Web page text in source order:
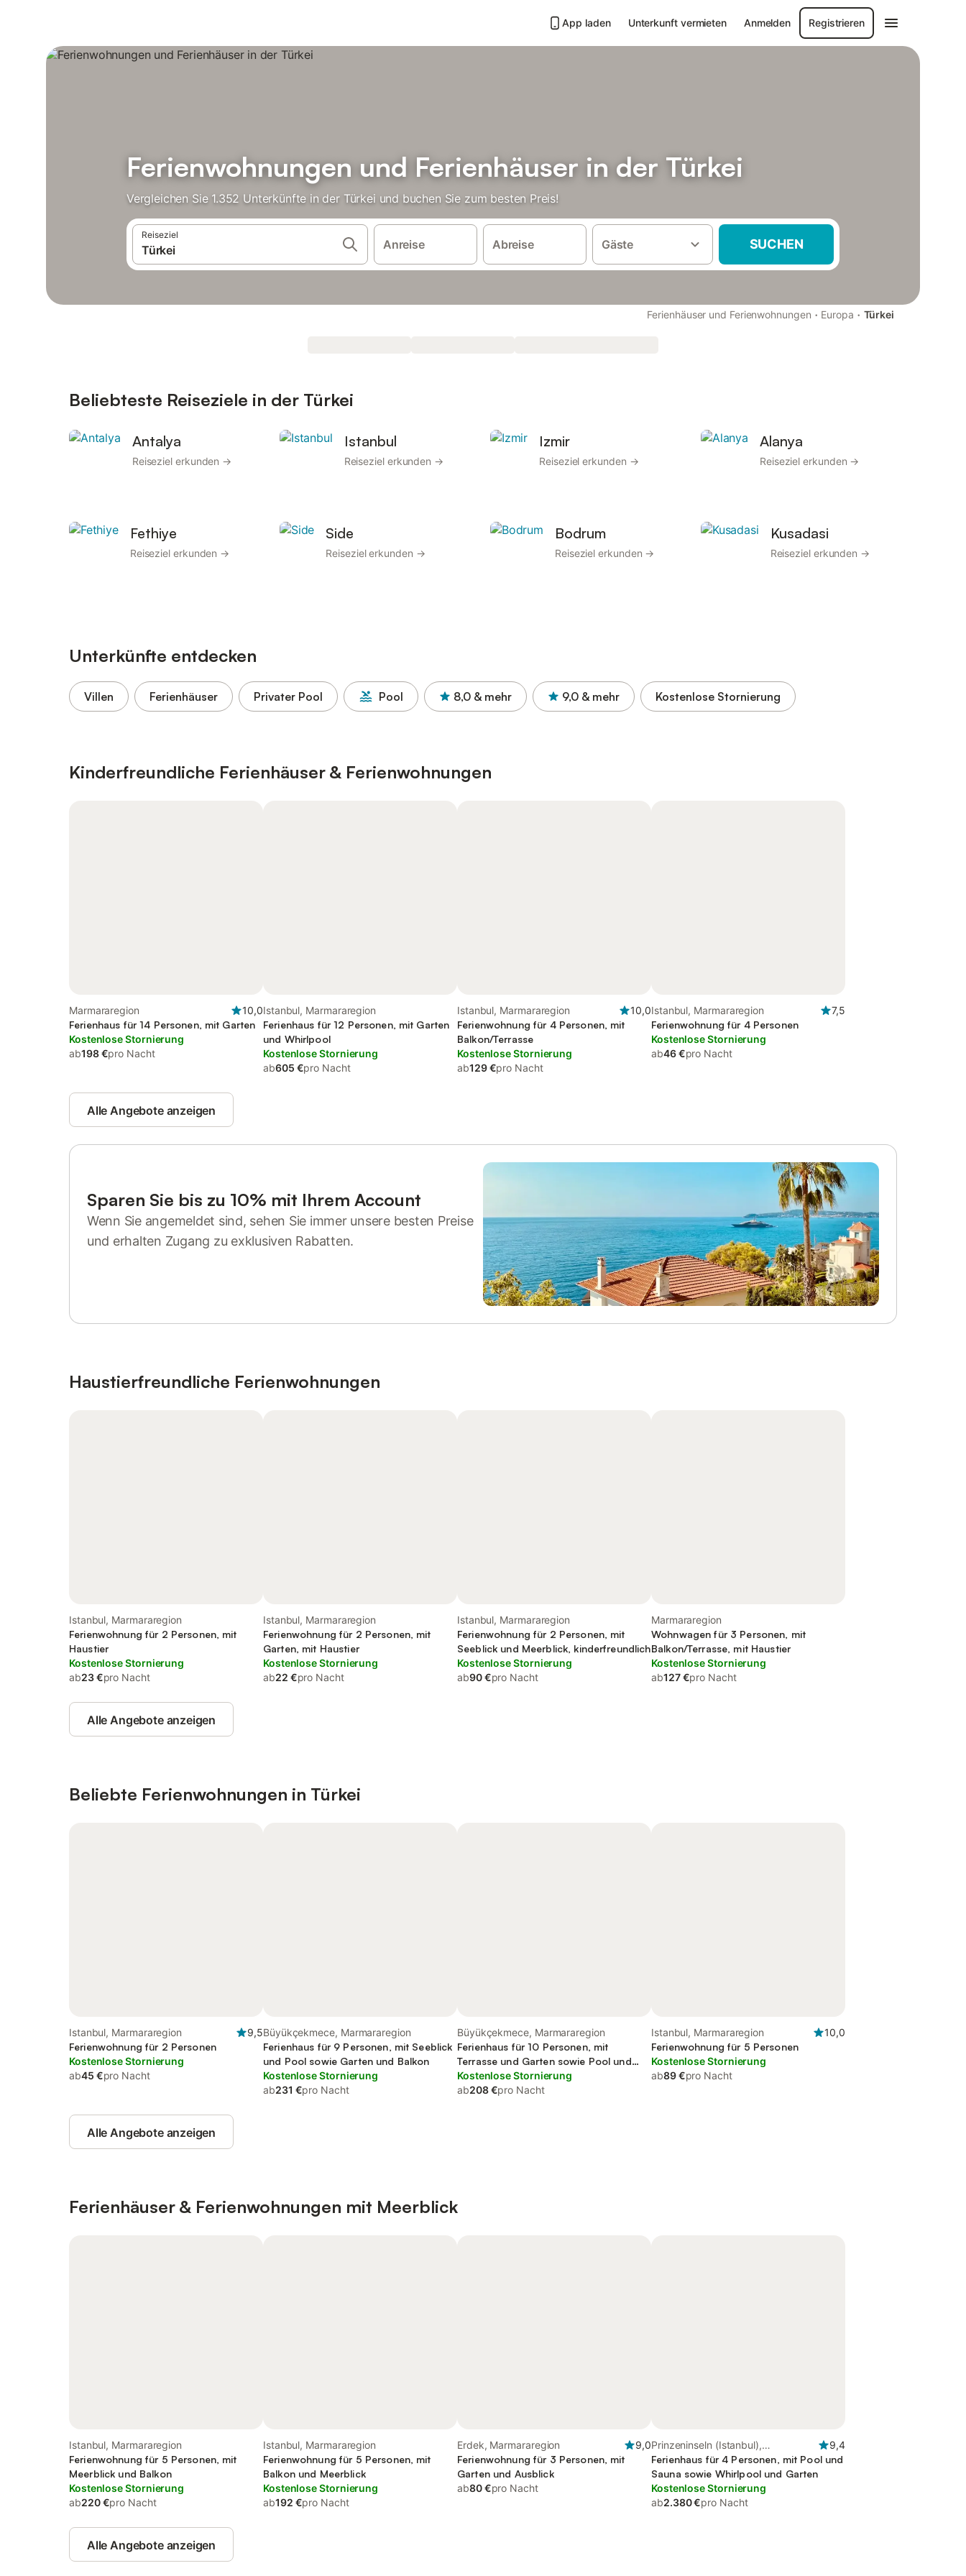
App laden Unterkunft vermieten Anmelden Registrieren
Ferienwohnungen und Ferienhäuser in der Türkei
Vergleichen Sie 1.352 Unterkünfte in der Türkei und buchen Sie zum besten Preis!
Reiseziel
Anreise Abreise Gäste SUCHEN
Ferienhäuser und Ferienwohnungen · Europa · Türkei
Beliebteste Reiseziele in der Türkei
Antalya
Reiseziel erkunden →
Istanbul
Reiseziel erkunden →
Izmir
Reiseziel erkunden →
Alanya
Reiseziel erkunden →
Fethiye
Reiseziel erkunden →
Side
Reiseziel erkunden →
Bodrum
Reiseziel erkunden →
Kusadasi
Reiseziel erkunden →
Unterkünfte entdecken
Villen Ferienhäuser Privater Pool Pool 8,0 & mehr 9,0 & mehr Kostenlose Stornierung
Kinderfreundliche Ferienhäuser & Ferienwohnungen
Marmararegion
10,0
Ferienhaus für 14 Personen, mit Garten
Kostenlose Stornierung
ab198 €pro Nacht
Istanbul, Marmararegion
Ferienhaus für 12 Personen, mit Garten
und Whirlpool
Kostenlose Stornierung
ab605 €pro Nacht
Istanbul, Marmararegion
10,0
Ferienwohnung für 4 Personen, mit
Balkon/Terrasse
Kostenlose Stornierung
ab129 €pro Nacht
Istanbul, Marmararegion
7,5
Ferienwohnung für 4 Personen
Kostenlose Stornierung
ab46 €pro Nacht
Alle Angebote anzeigen
Sparen Sie bis zu 10% mit Ihrem Account
Wenn Sie angemeldet sind, sehen Sie immer unsere besten Preise
und erhalten Zugang zu exklusiven Rabatten.
Haustierfreundliche Ferienwohnungen
Istanbul, Marmararegion
Ferienwohnung für 2 Personen, mit
Haustier
Kostenlose Stornierung
ab23 €pro Nacht
Istanbul, Marmararegion
Ferienwohnung für 2 Personen, mit
Garten, mit Haustier
Kostenlose Stornierung
ab22 €pro Nacht
Istanbul, Marmararegion
Ferienwohnung für 2 Personen, mit
Seeblick und Meerblick, kinderfreundlich
Kostenlose Stornierung
ab90 €pro Nacht
Marmararegion
Wohnwagen für 3 Personen, mit
Balkon/Terrasse, mit Haustier
Kostenlose Stornierung
ab127 €pro Nacht
Alle Angebote anzeigen
Beliebte Ferienwohnungen in Türkei
Istanbul, Marmararegion
9,5
Ferienwohnung für 2 Personen
Kostenlose Stornierung
ab45 €pro Nacht
Büyükçekmece, Marmararegion
Ferienhaus für 9 Personen, mit Seeblick
und Pool sowie Garten und Balkon
Kostenlose Stornierung
ab231 €pro Nacht
Büyükçekmece, Marmararegion
Ferienhaus für 10 Personen, mit
Terrasse und Garten sowie Pool und
Seeblick
Kostenlose Stornierung
ab208 €pro Nacht
Istanbul, Marmararegion
10,0
Ferienwohnung für 5 Personen
Kostenlose Stornierung
ab89 €pro Nacht
Alle Angebote anzeigen
Ferienhäuser & Ferienwohnungen mit Meerblick
Istanbul, Marmararegion
Ferienwohnung für 5 Personen, mit
Meerblick und Balkon
Kostenlose Stornierung
ab220 €pro Nacht
Istanbul, Marmararegion
Ferienwohnung für 5 Personen, mit
Balkon und Meerblick
Kostenlose Stornierung
ab192 €pro Nacht
Erdek, Marmararegion
9,0
Ferienwohnung für 3 Personen, mit
Garten und Ausblick
ab80 €pro Nacht
Prinzeninseln (Istanbul),
Marmararegion
9,4
Ferienhaus für 4 Personen, mit Pool und
Sauna sowie Whirlpool und Garten
Kostenlose Stornierung
ab2.380 €pro Nacht
Alle Angebote anzeigen